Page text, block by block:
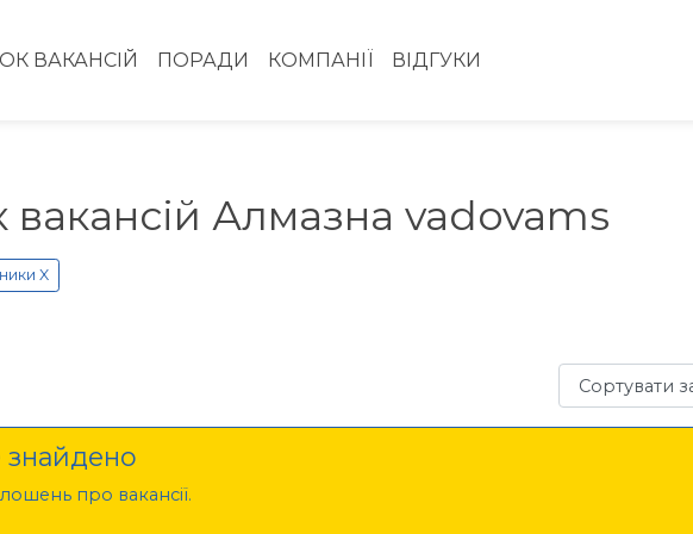
ВАКАНСІЙ ПОРАДИ КОМПАНІЇ ВІДГУКИ
Алмазна vadovams
X
Сортувати за
про вакансії.